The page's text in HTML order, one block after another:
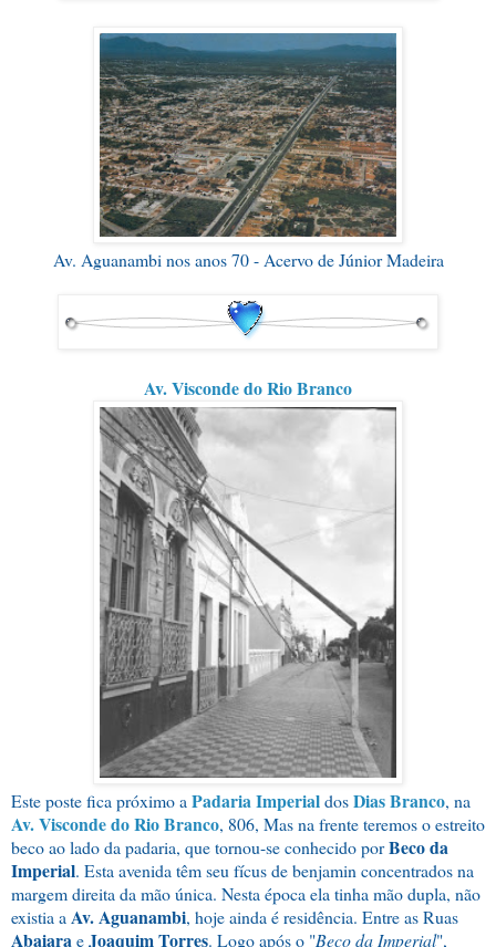
Av. Aguanambi nos anos 70 - Acervo de Júnior Madeira
Av. Visconde do Rio Branco
Este poste fica próximo a Padaria ImperialdosDias Branco, na
Av. Visconde do Rio Branco, 806, Mas na frente teremos o estreito
beco ao lado da padaria, que tornou-se conhecido porBeco da
Imperial. Esta avenida têm seu fícus de benjamin concentrados na
margem direita da mão única. Nesta época ela tinha mão dupla, não
existia a Av. Aguanambi, hoje ainda é residência. Entre as Ruas
Abaiara eJoaquim Torres. Logo após o "Beco da Imperial",